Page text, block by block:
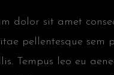
dolor sit amet
pellentesque
Tempus leo eu